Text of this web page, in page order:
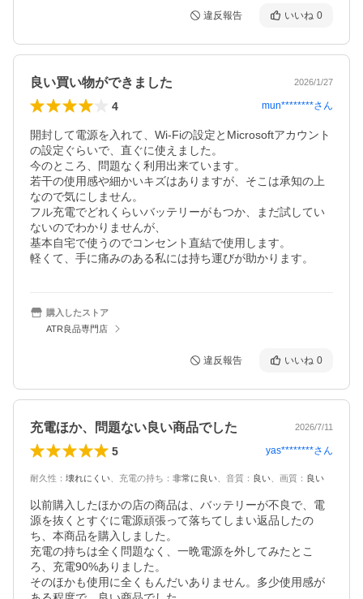
違反報告 いいね 0
良い買い物ができました 2026/1/27
4 mun********さん
開封して電源を入れて、Wi-Fiの設定とMicrosoftアカウント
の設定ぐらいで、直ぐに使えました。
今のところ、問題なく利用出来ています。
若干の使用感や細かいキズはありますが、そこは承知の上
なので気にしません。
フル充電でどれくらいバッテリーがもつか、まだ試してい
ないのでわかりませんが、
基本自宅で使うのでコンセント直結で使用します。
軽くて、手に痛みのある私には持ち運びが助かります。
購入したストア
ATR良品専門店
違反報告 いいね 0
充電ほか、問題ない良い商品でした 2026/7/11
5 yas********さん
耐久性 ： 壊れにくい 充電の持ち ： 非常に良い 音質 ： 良い 画質 ： 良い
以前購入したほかの店の商品は、バッテリーが不良で、電
源を抜くとすぐに電源頑張って落ちてしまい返品したの
ち、本商品を購入しました。
充電の持ちは全く問題なく、一晩電源を外してみたとこ
ろ、充電90%ありました。
そのほかも使用に全くもんだいありません。多少使用感が